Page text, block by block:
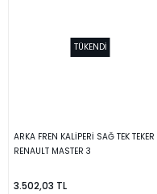
TÜKENDİ
ARKA FREN KALİPERİ SAĞ TEK TEKER
RENAULT MASTER 3
3.502,03 TL